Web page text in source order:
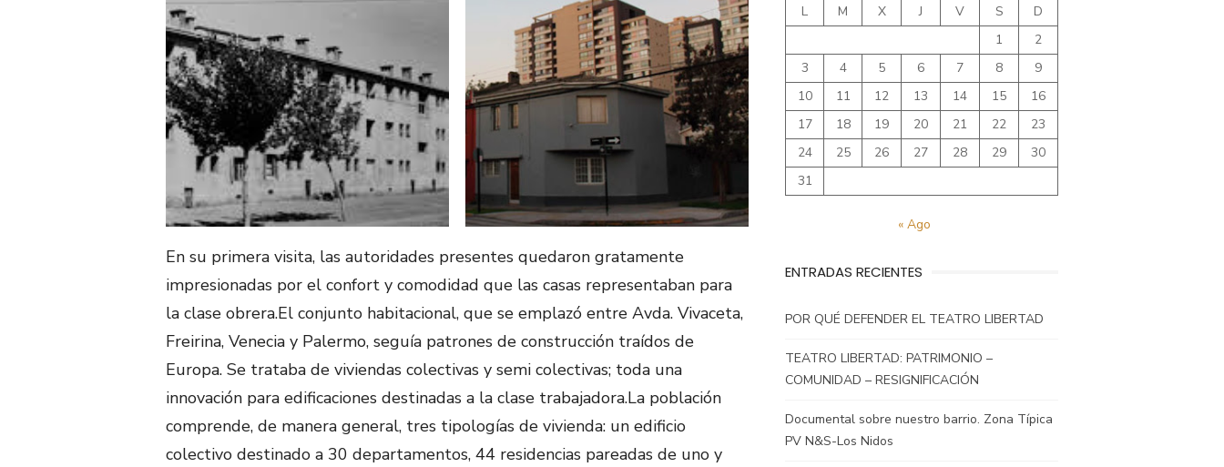
En su primera visita, las autoridades presentes quedaron gratamente
impresionadas por el confort y comodidad que las casas representaban para
la clase obrera.El conjunto habitacional, que se emplazó entre Avda. Vivaceta,
Freirina, Venecia y Palermo, seguía patrones de construcción traídos de
Europa. Se trataba de viviendas colectivas y semi colectivas; toda una
innovación para edificaciones destinadas a la clase trabajadora.La población
comprende, de manera general, tres tipologías de vivienda: un edificio
colectivo destinado a 30 departamentos, 44 residencias pareadas de uno y
L
M X J V S
D
1
2
3
4 5 6 7 8
9
10
11 12 13 14 15
16
17
18 19 20 21 22
23
24
25 26 27 28 29
30
31
« Ago
ENTRADAS RECIENTES
POR QUÉ DEFENDER EL TEATRO LIBERTAD
TEATRO LIBERTAD: PATRIMONIO –
COMUNIDAD – RESIGNIFICACIÓN
Documental sobre nuestro barrio. Zona Típica
PV N&S-Los Nidos